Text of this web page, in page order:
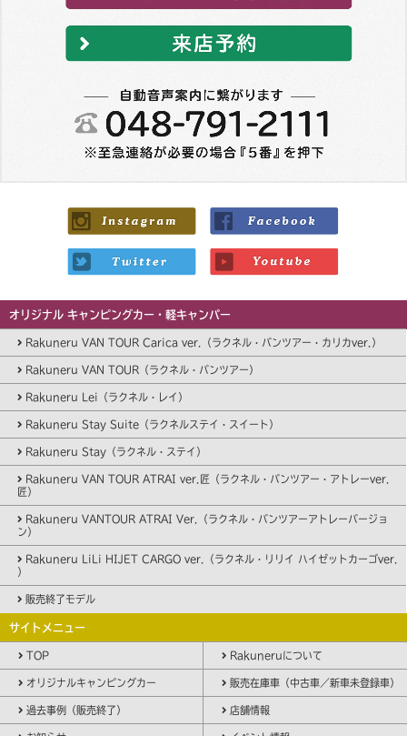
オリジナル キャンピングカー・軽キャンパー
Rakuneru VAN TOUR Carica ver.（ラクネル・バンツアー・カリカver.）
Rakuneru VAN TOUR（ラクネル・バンツアー）
Rakuneru Lei（ラクネル・レイ）
Rakuneru Stay Suite（ラクネルステイ・スイート）
Rakuneru Stay（ラクネル・ステイ）
Rakuneru VAN TOUR ATRAI ver.匠（ラクネル・バンツアー・アトレーver.
匠）
Rakuneru VANTOUR ATRAI Ver.（ラクネル・バンツアーアトレーバージョ
ン）
Rakuneru LiLi HIJET CARGO ver.（ラクネル・リリイ ハイゼットカーゴver.
）
販売終了モデル
サイトメニュー
TOP Rakuneruについて
オリジナルキャンピングカー 販売在庫車（中古車／新車未登録車）
過去事例（販売終了） 店舗情報